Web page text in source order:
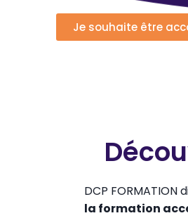
Je souhaite être
DCP FORMATION
la formation